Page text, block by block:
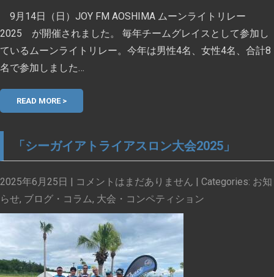
9月14日（日）JOY FM AOSHIMA ムーンライトリレー
2025 が開催されました。 毎年チームグレイスとして参加し
ているムーンライトリレー。今年は男性4名、女性4名、合計8
名で参加しました…
READ MORE >
「シーガイアトライアスロン大会2025」
2025年6月25日 | コメントはまだありません | Categories: お知
らせ, ブログ・コラム, 大会・コンペティション